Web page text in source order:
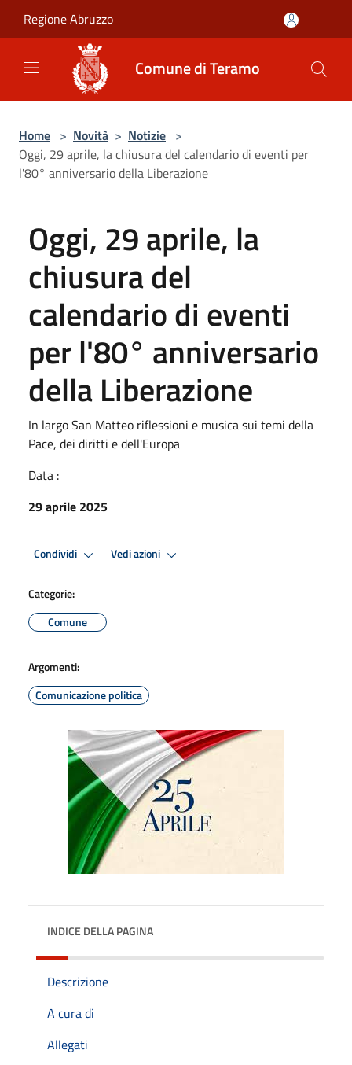
Regione Abruzzo
Comune di Teramo
Home > Novità > Notizie >
Oggi, 29 aprile, la chiusura del calendario di eventi per
l'80° anniversario della Liberazione
Oggi, 29 aprile, la
chiusura del
calendario di eventi
per l'80° anniversario
della Liberazione
In largo San Matteo riflessioni e musica sui temi della
Pace, dei diritti e dell'Europa
Data :
29 aprile 2025
Condividi Vedi azioni
Categorie:
Comune
Argomenti:
Comunicazione politica
INDICE DELLA PAGINA
Descrizione
A cura di
Allegati